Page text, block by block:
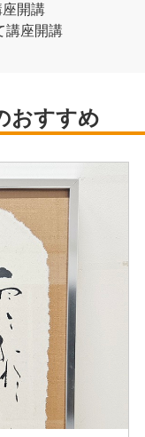
開講
講座開講